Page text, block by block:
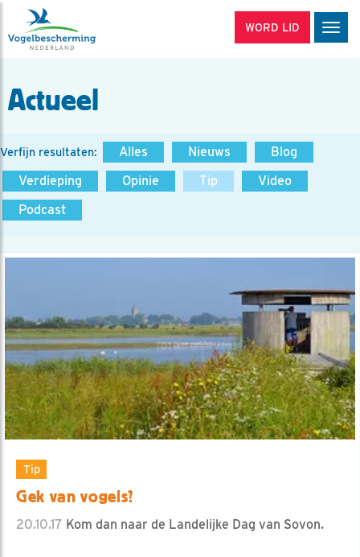
WORD LID
Actueel
Verfijn resultaten: Alles Nieuws
Blog
Verdieping
Opinie Tip
Video
Podcast
Tip
Gek van vogels?
20.10.17 Kom dan naar de Landelijke Dag van Sovon.